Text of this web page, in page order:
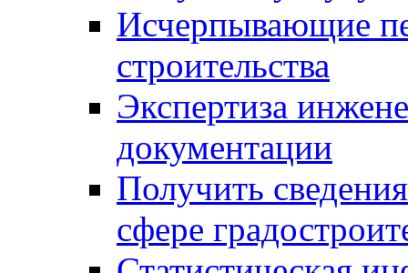
Исчерпывающие
строительства
Экспертиза
документации
Получить
сфере